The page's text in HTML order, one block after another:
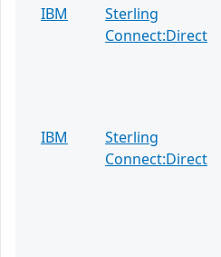
IBM
Sterling
Connect:Direct
IBM
Sterling
Connect:Direct